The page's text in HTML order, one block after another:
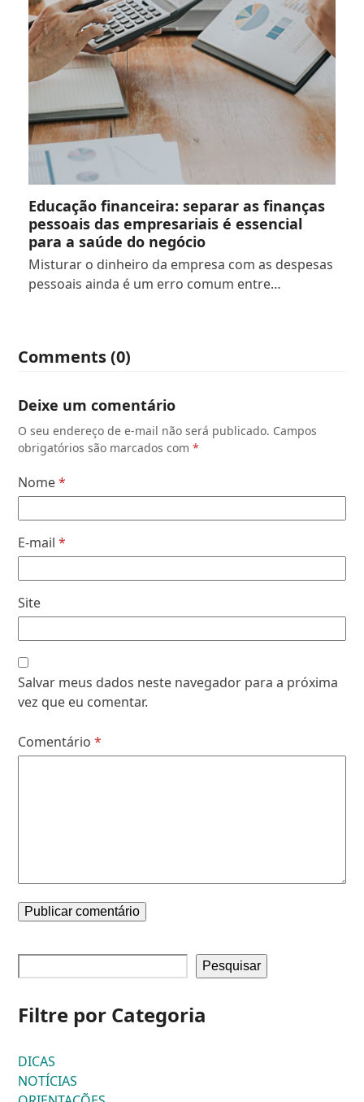
Educação financeira: separar as finanças
pessoais das empresariais é essencial
para a saúde do negócio
Misturar o dinheiro da empresa com as despesas
pessoais ainda é um erro comum entre…
Comments (0)
Deixe um comentário
O seu endereço de e-mail não será publicado. Campos
obrigatórios são marcados com*
Nome*
E-mail*
Site
Salvar meus dados neste navegador para a próxima
vez que eu comentar.
Comentário*
Pesquisar
Filtre por Categoria
DICAS
NOTÍCIAS